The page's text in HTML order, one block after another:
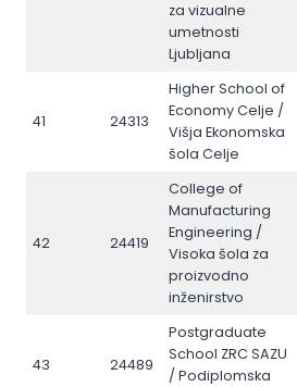
za vizualne
umetnosti
Ljubljana
41 24313
Higher School of
Economy Celje /
Višja Ekonomska
šola Celje
42 24419
College of
Manufacturing
Engineering /
Visoka šola za
proizvodno
inženirstvo
43 24489
Postgraduate
School ZRC SAZU
/ Podiplomska